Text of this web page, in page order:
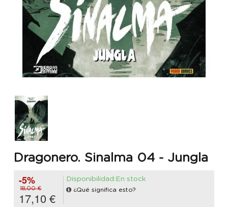
Dragonero. Sinalma 04 - Jungla
-5%
18,00 €
17,10 €
Disponibilidad:En stock
¿Qué significa esto?